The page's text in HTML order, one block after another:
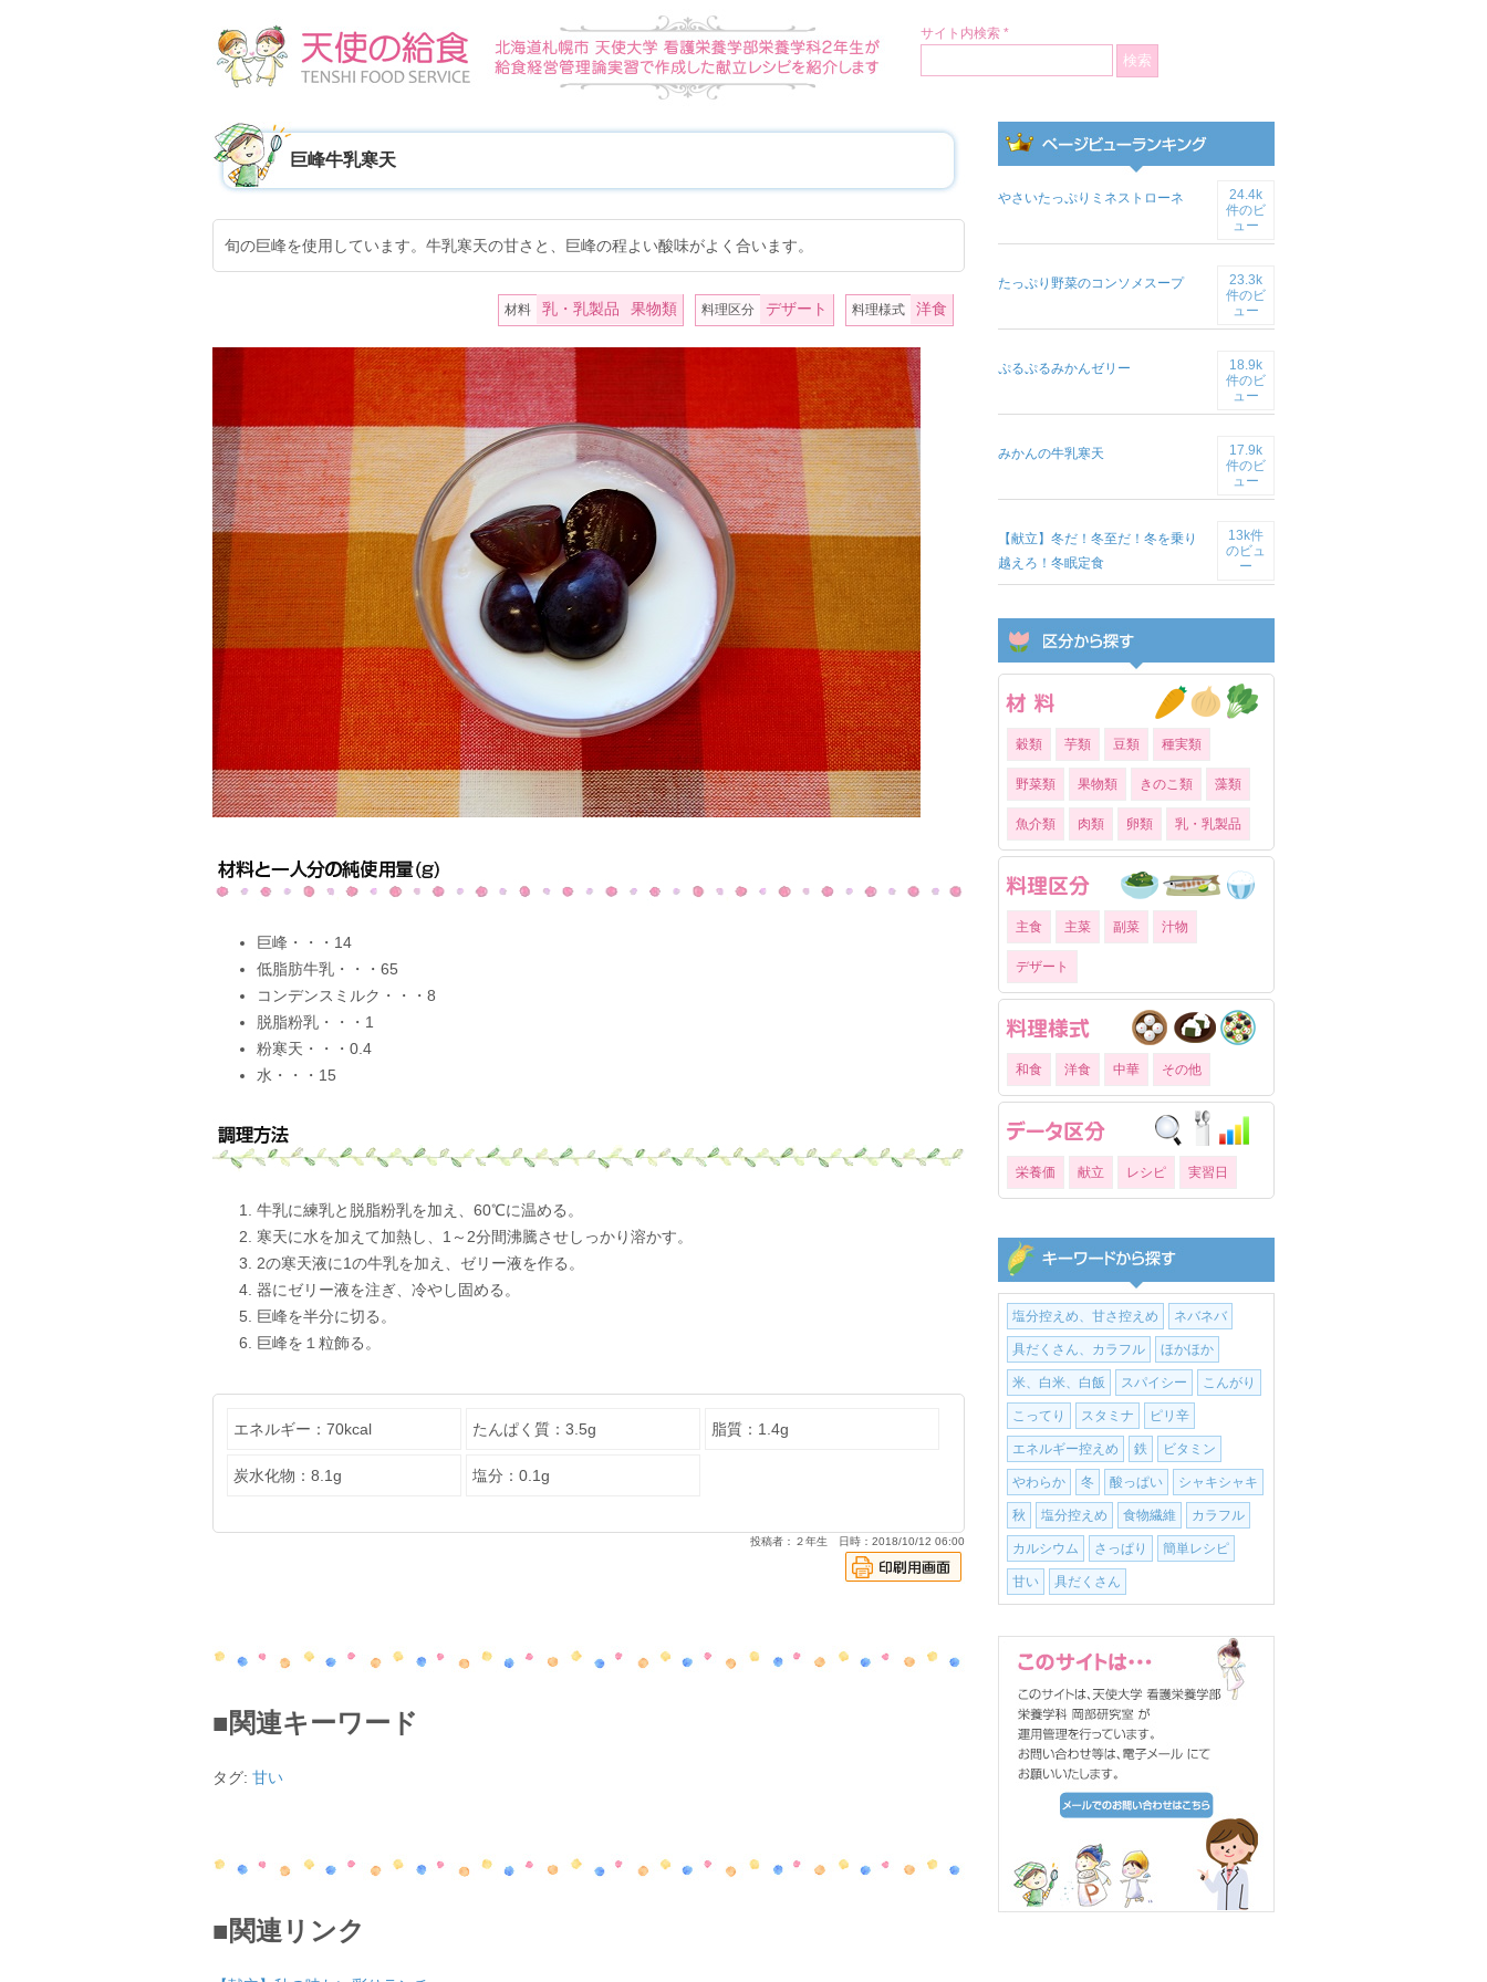
サイト内検索 *
巨峰牛乳寒天
旬の巨峰を使用しています。牛乳寒天の甘さと、巨峰の程よい酸味がよく合います。
材料 乳・乳製品 果物類 料理区分 デザート 料理様式 洋食
巨峰・・・14
低脂肪牛乳・・・65
コンデンスミルク・・・8
脱脂粉乳・・・1
粉寒天・・・0.4
水・・・15
牛乳に練乳と脱脂粉乳を加え、60℃に温める。
寒天に水を加えて加熱し、1～2分間沸騰させしっかり溶かす。
2の寒天液に1の牛乳を加え、ゼリー液を作る。
器にゼリー液を注ぎ、冷やし固める。
巨峰を半分に切る。
巨峰を１粒飾る。
エネルギー：70kcal たんぱく質：3.5g 脂質：1.4g
炭水化物：8.1g 塩分：0.1g
投稿者：２年生 日時：2018/10/12 06:00
■関連キーワード
タグ: 甘い
■関連リンク
やさいたっぷりミネストローネ
24.4k
件のビ
ュー
たっぷり野菜のコンソメスープ
23.3k
件のビ
ュー
ぷるぷるみかんゼリー
18.9k
件のビ
ュー
みかんの牛乳寒天
17.9k
件のビ
ュー
【献立】冬だ！冬至だ！冬を乗り
越えろ！冬眠定食
13k件
のビュ
ー
穀類 芋類 豆類 種実類
野菜類 果物類 きのこ類 藻類
魚介類 肉類 卵類 乳・乳製品
主食 主菜 副菜 汁物
デザート
和食 洋食 中華 その他
栄養価 献立 レシピ 実習日
塩分控えめ、甘さ控えめ ネバネバ
具だくさん、カラフル ほかほか
米、白米、白飯 スパイシー こんがり
こってり スタミナ ピリ辛
エネルギー控えめ 鉄 ビタミン
やわらか 冬 酸っぱい シャキシャキ
秋 塩分控えめ 食物繊維 カラフル
カルシウム さっぱり 簡単レシピ
甘い 具だくさん